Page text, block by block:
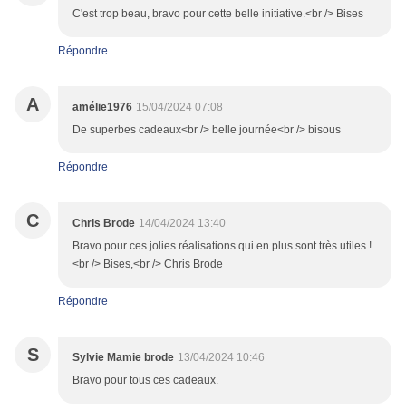
C'est trop beau, bravo pour cette belle initiative.<br /> Bises
Répondre
A amélie1976 15/04/2024 07:08
De superbes cadeaux<br /> belle journée<br /> bisous
Répondre
C Chris Brode 14/04/2024 13:40
Bravo pour ces jolies réalisations qui en plus sont très utiles !
<br /> Bises,<br /> Chris Brode
Répondre
S Sylvie Mamie brode 13/04/2024 10:46
Bravo pour tous ces cadeaux.